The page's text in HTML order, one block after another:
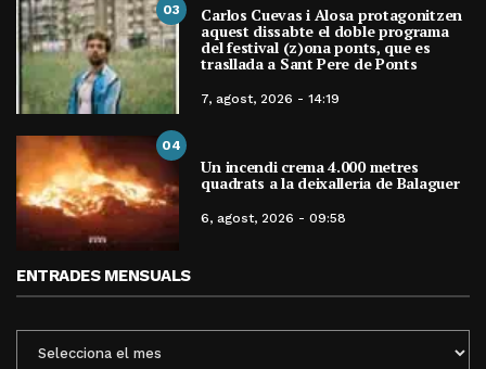
03 Carlos Cuevas i Alosa protagonitzen
aquest dissabte el doble programa
del festival (z)ona ponts, que es
trasllada a Sant Pere de Ponts
7, agost, 2026 - 14:19
04
Un incendi crema 4.000 metres
quadrats a la deixalleria de Balaguer
6, agost, 2026 - 09:58
ENTRADES MENSUALS
MENSUALS